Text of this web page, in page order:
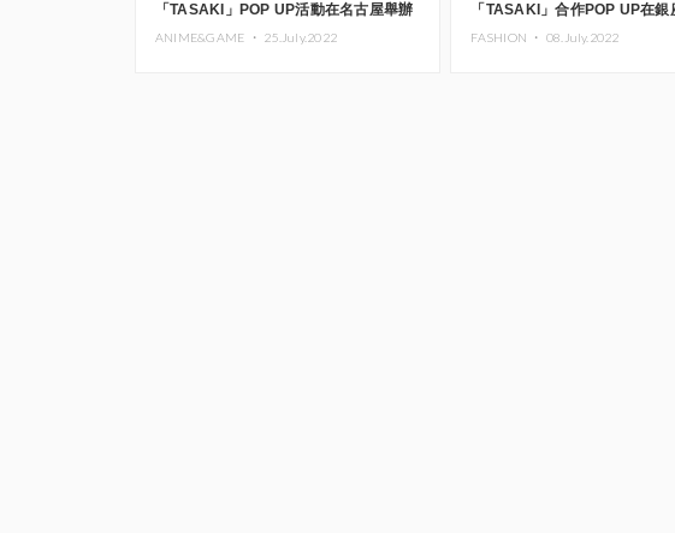
「TASAKI」POP UP活動在名古屋舉辦
ANIME&GAME ・ 25.July.2022
「TASAKI」合作POP UP在銀
FASHION ・ 08.July.2022